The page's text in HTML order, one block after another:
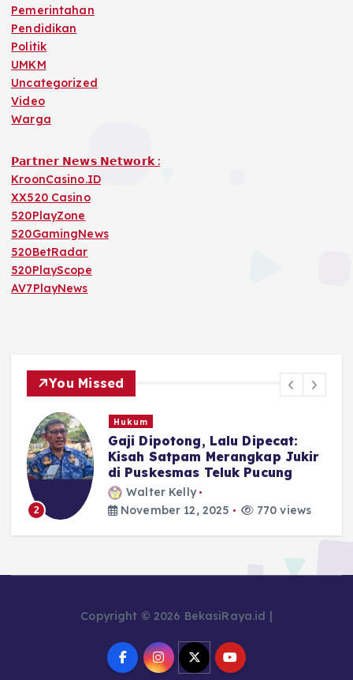
Pemerintahan
Pendidikan
Politik
UMKM
Uncategorized
Video
Warga
𝗣𝗮𝗿𝘁𝗻𝗲𝗿 𝗡𝗲𝘄𝘀 𝗡𝗲𝘁𝘄𝗼𝗿𝗸 :
KroonCasino.ID
XX520 Casino
520PlayZone
520GamingNews
520BetRadar
520PlayScope
AV7PlayNews
You Missed
2
Hukum
Gaji Dipotong, Lalu Dipecat:
Kisah Satpam Merangkap Jukir
di Puskesmas Teluk Pucung
Walter Kelly
November 12, 2025
770 views
Copyright © 2026 BekasiRaya.id |